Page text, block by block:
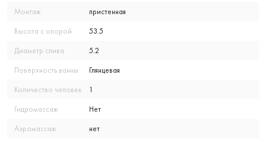
Монтаж пристенная
Высота с опорой 53.5
Диаметр слива 5.2
Поверхность ванны Глянцевая
Количество человек 1
Гидромассаж Нет
Аэромассаж нет